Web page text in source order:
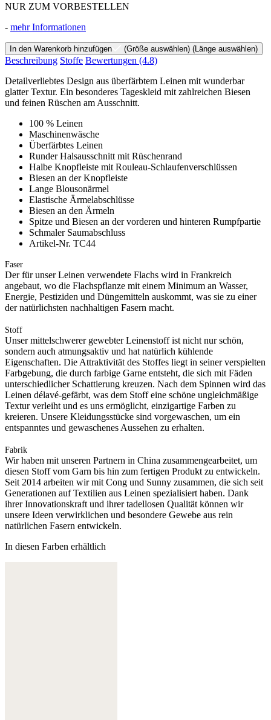
NUR ZUM VORBESTELLEN
- mehr Informationen
In den Warenkorb hinzufügen (Größe auswählen) (Länge auswählen)
Beschreibung Stoffe Bewertungen (4.8)
Detailverliebtes Design aus überfärbtem Leinen mit wunderbar
glatter Textur. Ein besonderes Tageskleid mit zahlreichen Biesen
und feinen Rüschen am Ausschnitt.
100 % Leinen
Maschinenwäsche
Überfärbtes Leinen
Runder Halsausschnitt mit Rüschenrand
Halbe Knopfleiste mit Rouleau-Schlaufenverschlüssen
Biesen an der Knopfleiste
Lange Blousonärmel
Elastische Ärmelabschlüsse
Biesen an den Ärmeln
Spitze und Biesen an der vorderen und hinteren Rumpfpartie
Schmaler Saumabschluss
Artikel-Nr. TC44
Faser
Der für unser Leinen verwendete Flachs wird in Frankreich
angebaut, wo die Flachspflanze mit einem Minimum an Wasser,
Energie, Pestiziden und Düngemitteln auskommt, was sie zu einer
der natürlichsten nachhaltigen Fasern macht.
Stoff
Unser mittelschwerer gewebter Leinenstoff ist nicht nur schön,
sondern auch atmungsaktiv und hat natürlich kühlende
Eigenschaften. Die Attraktivität des Stoffes liegt in seiner verspielten
Farbgebung, die durch farbige Garne entsteht, die sich mit Fäden
unterschiedlicher Schattierung kreuzen. Nach dem Spinnen wird das
Leinen délavé-gefärbt, was dem Stoff eine schöne ungleichmäßige
Textur verleiht und es uns ermöglicht, einzigartige Farben zu
kreieren. Unsere Kleidungsstücke sind vorgewaschen, um ein
entspanntes und gewaschenes Aussehen zu erhalten.
Fabrik
Wir haben mit unseren Partnern in China zusammengearbeitet, um
diesen Stoff vom Garn bis hin zum fertigen Produkt zu entwickeln.
Seit 2014 arbeiten wir mit Cong und Sunny zusammen, die sich seit
Generationen auf Textilien aus Leinen spezialisiert haben. Dank
ihrer Innovationskraft und ihrer tadellosen Qualität können wir
unsere Ideen verwirklichen und besondere Gewebe aus rein
natürlichen Fasern entwickeln.
In diesen Farben erhältlich